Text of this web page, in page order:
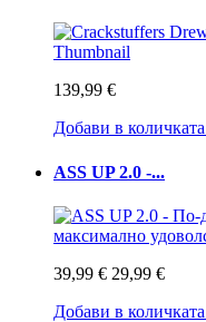
139,99 €
Добави в количката
ASS UP 2.0 -...
39,99 € 29,99 €
Добави в количката